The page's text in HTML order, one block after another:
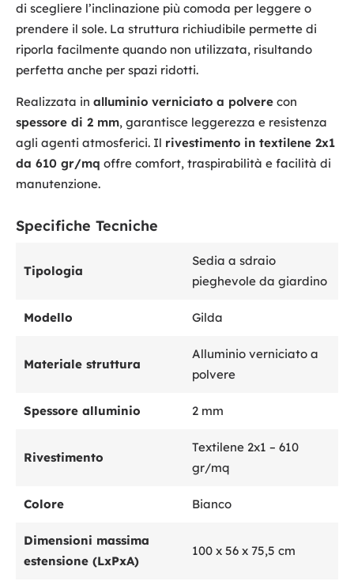
di scegliere l’inclinazione più comoda per leggere o
prendere il sole. La struttura richiudibile permette di
riporla facilmente quando non utilizzata, risultando
perfetta anche per spazi ridotti.
Realizzata in alluminio verniciato a polvere con
spessore di 2 mm, garantisce leggerezza e resistenza
agli agenti atmosferici. Il rivestimento in textilene 2x1
da 610 gr/mq offre comfort, traspirabilità e facilità di
manutenzione.
Specifiche Tecniche
Tipologia
Sedia a sdraio
pieghevole da giardino
Modello Gilda
Materiale struttura
Alluminio verniciato a
polvere
Spessore alluminio 2 mm
Rivestimento
Textilene 2x1 – 610
gr/mq
Colore Bianco
Dimensioni massima
estensione (LxPxA)
100 x 56 x 75,5 cm